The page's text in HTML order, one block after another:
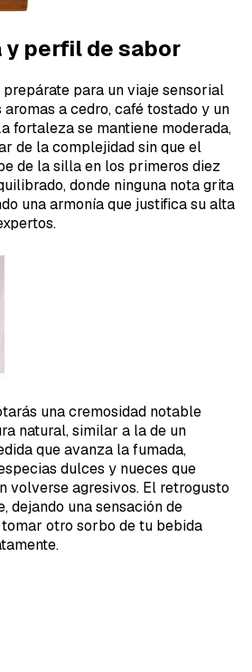
y perfil de sabor
para un viaje sensorial
a cedro, café tostado y un
fortaleza se mantiene moderada,
de la complejidad sin que el
de la silla en los primeros diez
donde ninguna nota grita
una armonía que justifica su alta
una cremosidad notable
natural, similar a la de un
que avanza la fumada,
dulces y nueces que
volverse agresivos. El retrogusto
dejando una sensación de
otro sorbo de tu bebida